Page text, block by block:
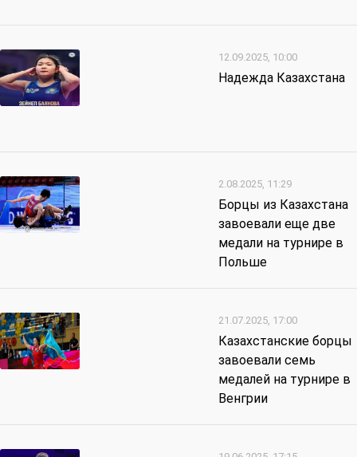
12.09.2025, 10:00
Надежда Казахстана
2.08.2025, 11:29
Борцы из Казахстана
завоевали еще две
медали на турнире в
Польше
21.07.2025, 17:00
Казахстанские борцы
завоевали семь
медалей на турнире в
Венгрии